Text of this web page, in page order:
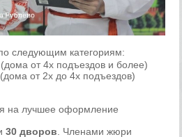
следующим категориям:
от 4х подъездов и более)
от 2х до 4х подъездов)
на лучшее оформление
30 дворов . Членами жюри